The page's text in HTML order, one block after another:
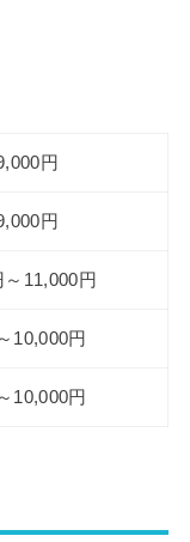
円
円
～11,000円
10,000円
10,000円